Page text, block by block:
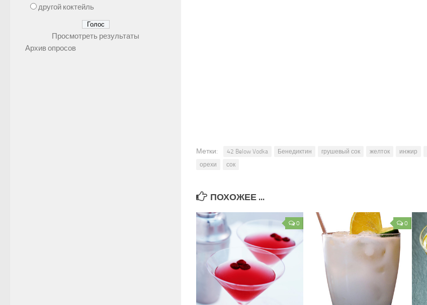
Метки: 42 Below Vodka Бенедиктин грушевый сок желток инжир
орехи
сок
ПОХОЖЕЕ ...
0 0
другой коктейль
Просмотреть результаты
Архив опросов